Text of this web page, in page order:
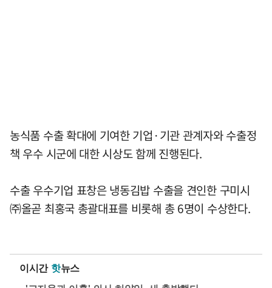
농식품 수출 확대에 기여한 기업·기관 관계자와 수출정
책 우수 시군에 대한 시상도 함께 진행된다.
수출 우수기업 표창은 냉동김밥 수출을 견인한 구미시
㈜올곧 최홍국 총괄대표를 비롯해 총 6명이 수상한다.
이시간 핫뉴스